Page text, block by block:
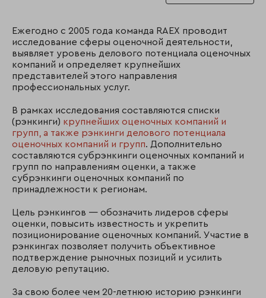
Ежегодно с 2005 года команда RAEX проводит
исследование сферы оценочной деятельности,
выявляет уровень делового потенциала оценочных
компаний и определяет крупнейших
представителей этого направления
профессиональных услуг.
В рамках исследования составляются списки
(рэнкинги) крупнейших оценочных компаний и
групп, а также рэнкинги делового потенциала
оценочных компаний и групп. Дополнительно
составляются субрэнкинги оценочных компаний и
групп по направлениям оценки, а также
субрэнкинги оценочных компаний по
принадлежности к регионам.
Цель рэнкингов — обозначить лидеров сферы
оценки, повысить известность и укрепить
позиционирование оценочных компаний. Участие в
рэнкингах позволяет получить объективное
подтверждение рыночных позиций и усилить
деловую репутацию.
За свою более чем 20-летнюю историю рэнкинги